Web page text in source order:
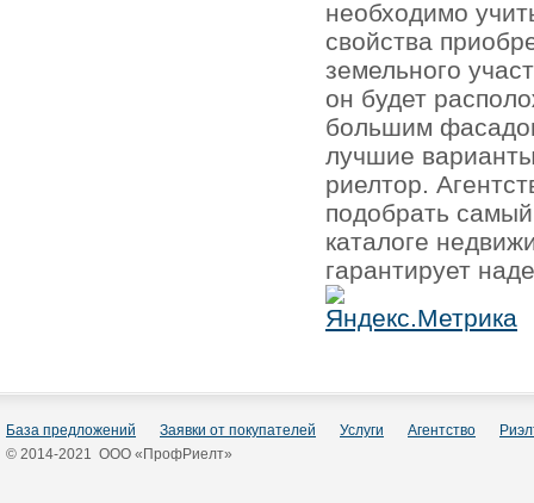
необходимо
свойства
земельного
он будет
большим
лучшие
риелтор.
подобрать
каталоге
гарантирует
База предложений Заявки от покупателей Услуги Агентство
© 2014-2021 ООО «ПрофРиелт»